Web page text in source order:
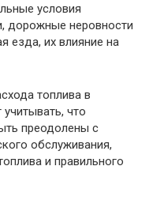
условия
дорожные неровности
езда, их влияние на
топлива в
что
преодолены с
обслуживания,
и правильного